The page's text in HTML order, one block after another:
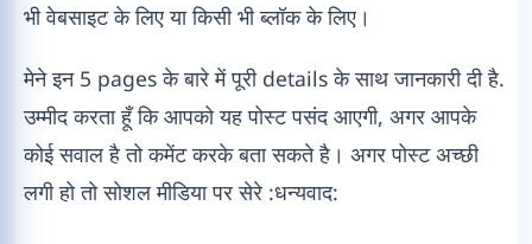
भी वेबसाइट के लिए या किसी भी ब्लॉक के लिए।
मेने इन 5 pages के बारे में पूरी details के साथ जानकारी दी है.
उम्मीद करता हूँ कि आपको यह पोस्ट पसंद आएगी, अगर आपके
कोई सवाल है तो कमेंट करके बता सकते है। अगर पोस्ट अच्छी
लगी हो तो सोशल मीडिया पर सेरे :धन्यवाद: